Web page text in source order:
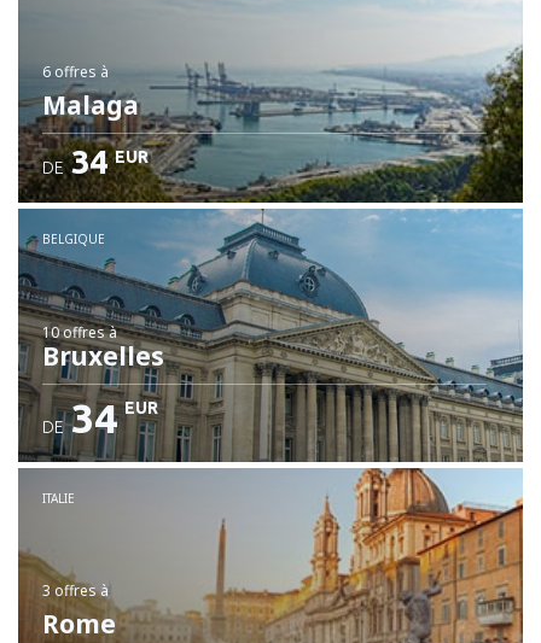
6 offresà
Malaga
DE 34 EUR
BELGIQUE
10 offresà
Bruxelles
DE 34 EUR
ITALIE
3 offresà
Rome